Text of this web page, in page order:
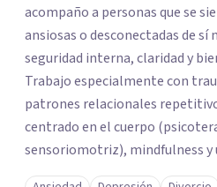
acompaño a personas que se
ansiosas o desconectadas de sí
seguridad interna, claridad y
Trabajo especialmente con
patrones relacionales
centrado en el cuerpo
sensoriomotriz), mindfulness y
psicodinámica. En terapia te